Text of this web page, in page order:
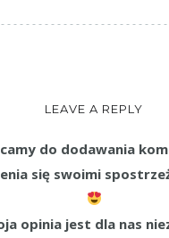
LEAVE A REPLY
do dodawania
się swoimi
opinia jest dla nas